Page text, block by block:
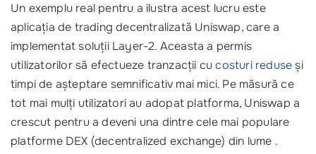
Un exemplu real pentru a ilustra acest lucru este
aplicația de trading decentralizată Uniswap, care a
implementat soluții Layer-2. Aceasta a permis
utilizatorilor să efectueze tranzacții cucosturi reduseși
timpi de așteptare semnificativ mai mici. Pe măsură ce
tot mai mulți utilizatori au adopat platforma, Uniswap a
crescut pentru a deveni una dintre cele mai populare
platforme DEX (decentralized exchange) din lume .